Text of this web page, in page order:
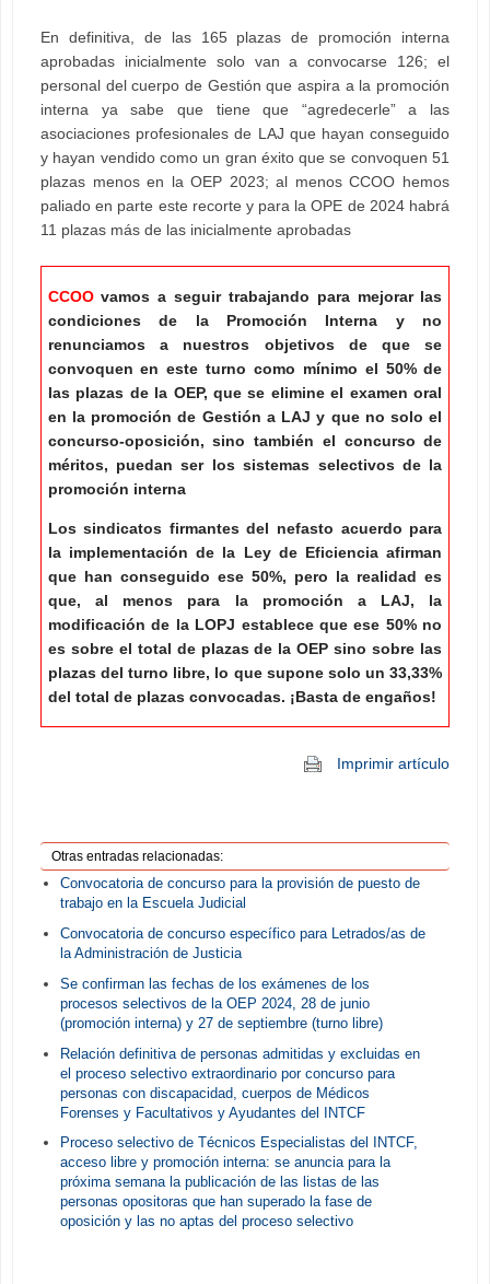
En definitiva, de las 165 plazas de promoción interna
aprobadas inicialmente solo van a convocarse 126; el
personal del cuerpo de Gestión que aspira a la promoción
interna ya sabe que tiene que “agredecerle” a las
asociaciones profesionales de LAJ que hayan conseguido
y hayan vendido como un gran éxito que se convoquen 51
plazas menos en la OEP 2023; al menos CCOO hemos
paliado en parte este recorte y para la OPE de 2024 habrá
11 plazas más de las inicialmente aprobadas
CCOOvamos a seguir trabajando para mejorar las
condiciones de la Promoción Interna y no
renunciamos a nuestros objetivos de que se
convoquen en este turno como mínimo el 50% de
las plazas de la OEP, que se elimine el examen oral
en la promoción de Gestión a LAJ y que no solo el
concurso-oposición, sino también el concurso de
méritos, puedan ser los sistemas selectivos de la
promoción interna
Los sindicatos firmantes del nefasto acuerdo para
la implementación de la Ley de Eficiencia afirman
que han conseguido ese 50%, pero la realidad es
que, al menos para la promoción a LAJ, la
modificación de la LOPJ establece que ese 50% no
es sobre el total de plazas de la OEP sino sobre las
plazas del turno libre, lo que supone solo un 33,33%
del total de plazas convocadas. ¡Basta de engaños!
Imprimir artículo
Otras entradas relacionadas:
Convocatoria de concurso para la provisión de puesto de
trabajo en la Escuela Judicial
Convocatoria de concurso específico para Letrados/as de
la Administración de Justicia
Se confirman las fechas de los exámenes de los
procesos selectivos de la OEP 2024, 28 de junio
(promoción interna) y 27 de septiembre (turno libre)
Relación definitiva de personas admitidas y excluidas en
el proceso selectivo extraordinario por concurso para
personas con discapacidad, cuerpos de Médicos
Forenses y Facultativos y Ayudantes del INTCF
Proceso selectivo de Técnicos Especialistas del INTCF,
acceso libre y promoción interna: se anuncia para la
próxima semana la publicación de las listas de las
personas opositoras que han superado la fase de
oposición y las no aptas del proceso selectivo